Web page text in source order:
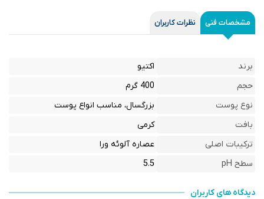
مشخصات فنی نظرات کاربران
برند
اکتیو
حجم
400 گرم
نوع پوست
بزرگسال، مناسب انواع پوست
بافت
کرمی
ترکیبات اصلی
عصاره آلوئه ورا
سطح pH
5.5
دیدگاه های کاربران